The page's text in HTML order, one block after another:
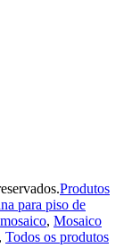
Produtos
para piso de
, Mosaico
, Todos os produtos